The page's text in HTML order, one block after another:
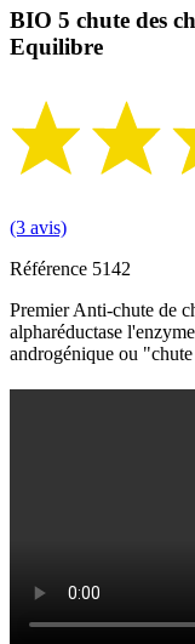
BIO 5 chute des
Equilibre
(3 avis)
Référence 5142
Premier Anti-chute de
alpharéductase
androgénique ou